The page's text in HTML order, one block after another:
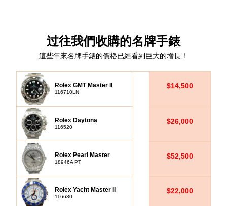
过往我們收購的名牌手錶
這些年來名牌手錶的價格已經看到巨大的增長！
Rolex GMT Master II
116710LN
$14,500
Rolex Daytona
116520
$26,000
Rolex Pearl Master
18946A PT
$52,500
Rolex Yacht Master II
116680
$22,000